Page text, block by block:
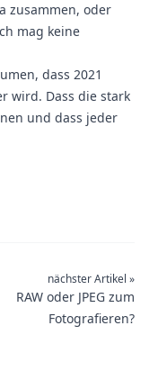
zusammen, oder
mag keine
dass 2021
wird. Dass die stark
und dass jeder
nächster Artikel »
RAW oder JPEG zum
Fotografieren?